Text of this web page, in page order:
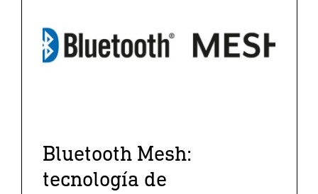
Bluetooth Mesh:
tecnología de